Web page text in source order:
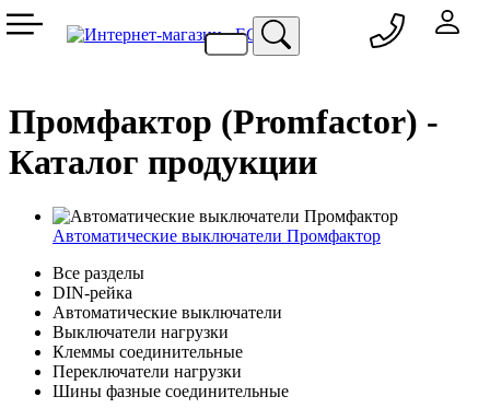
Промфактор (Promfactor) -
Каталог продукции
Автоматические выключатели Промфактор
Все разделы
DIN-рейка
Автоматические выключатели
Выключатели нагрузки
Клеммы соединительные
Переключатели нагрузки
Шины фазные соединительные